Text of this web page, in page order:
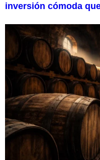
inversión cómoda